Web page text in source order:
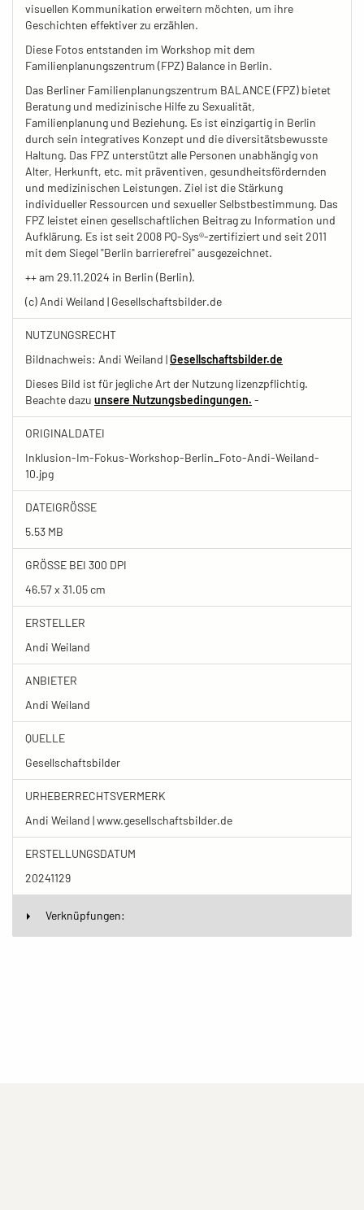
visuellen Kommunikation erweitern möchten, um ihre
Geschichten effektiver zu erzählen.
Diese Fotos entstanden im Workshop mit dem
Familienplanungszentrum (FPZ) Balance in Berlin.
Das Berliner Familienplanungszentrum BALANCE (FPZ) bietet
Beratung und medizinische Hilfe zu Sexualität,
Familienplanung und Beziehung. Es ist einzigartig in Berlin
durch sein integratives Konzept und die diversitätsbewusste
Haltung. Das FPZ unterstützt alle Personen unabhängig von
Alter, Herkunft, etc. mit präventiven, gesundheitsfördernden
und medizinischen Leistungen. Ziel ist die Stärkung
individueller Ressourcen und sexueller Selbstbestimmung. Das
FPZ leistet einen gesellschaftlichen Beitrag zu Information und
Aufklärung. Es ist seit 2008 PQ-Sys®-zertifiziert und seit 2011
mit dem Siegel "Berlin barrierefrei" ausgezeichnet.
++ am 29.11.2024 in Berlin (Berlin).
(c) Andi Weiland | Gesellschaftsbilder.de
NUTZUNGSRECHT
Bildnachweis: Andi Weiland |Gesellschaftsbilder.de
Dieses Bild ist für jegliche Art der Nutzung lizenzpflichtig.
Beachte dazu unsere Nutzungsbedingungen. -
ORIGINALDATEI
Inklusion-Im-Fokus-Workshop-Berlin_Foto-Andi-Weiland-
10.jpg
DATEIGRÖSSE
5.53 MB
GRÖSSE BEI 300 DPI
46.57 x 31.05 cm
ERSTELLER
Andi Weiland
ANBIETER
Andi Weiland
QUELLE
Gesellschaftsbilder
URHEBERRECHTSVERMERK
Andi Weiland | www.gesellschaftsbilder.de
ERSTELLUNGSDATUM
20241129
Verknüpfungen: